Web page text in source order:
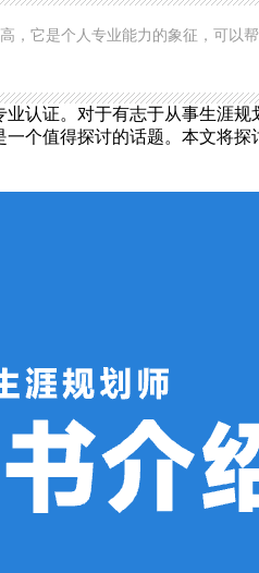
，它是个人专业能力的象征，可以
认证。对于有志于从事生涯
个值得探讨的话题。本文将